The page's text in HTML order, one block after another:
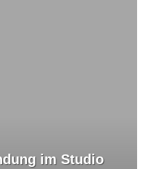
im Studio